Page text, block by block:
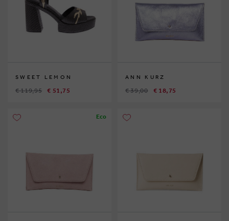
SWEET LEMON
€ 119,95 € 51,75
ANN KURZ
€ 39,00 € 18,75
Eco